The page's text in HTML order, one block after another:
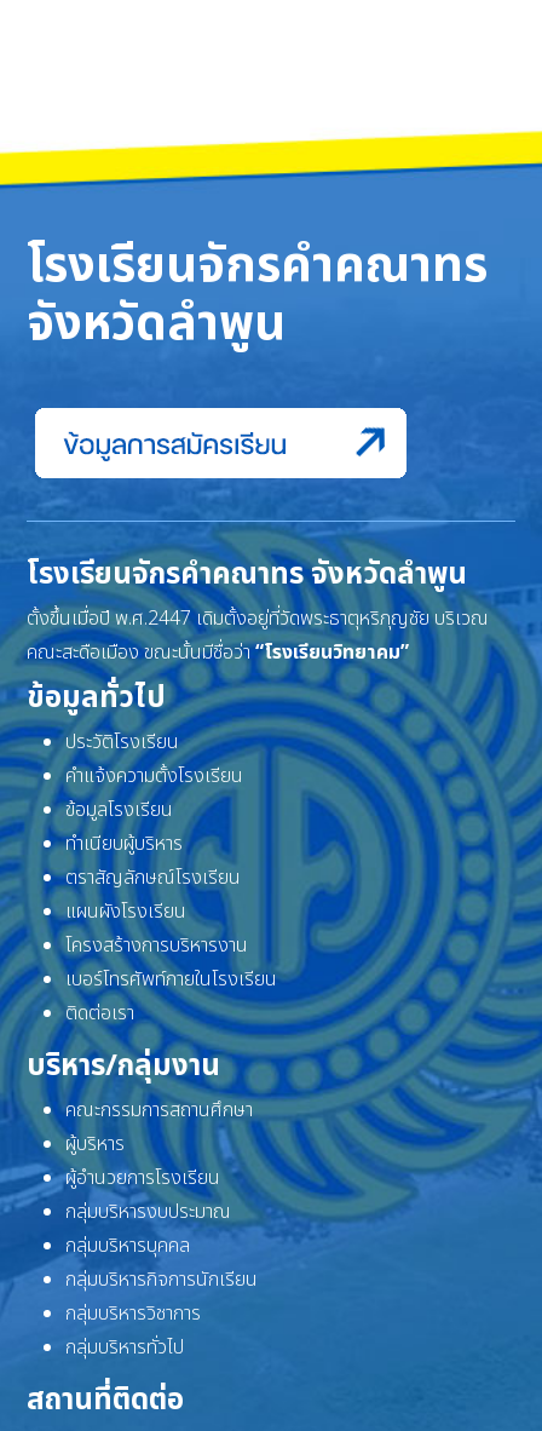
โรงเรียนจักรคำคณาทร
จังหวัดลำพูน
โรงเรียนจักรคำคณาทร จังหวัดลำพูน
ตั้งขึ้นเมื่อปี พ.ศ.2447 เดิมตั้งอยู่ที่วัดพระธาตุหริภุญชัย บริเวณ
คณะสะดือเมือง ขณะนั้นมีชื่อว่า“โรงเรียนวิทยาคม”
ข้อมูลทั่วไป
ประวัติโรงเรียน
คำแจ้งความตั้งโรงเรียน
ข้อมูลโรงเรียน
ทำเนียบผู้บริหาร
ตราสัญลักษณ์โรงเรียน
แผนผังโรงเรียน
โครงสร้างการบริหารงาน
เบอร์โทรศัพท์ภายในโรงเรียน
ติดต่อเรา
บริหาร/กลุ่มงาน
คณะกรรมการสถานศึกษา
ผู้บริหาร
ผู้อำนวยการโรงเรียน
กลุ่มบริหารงบประมาณ
กลุ่มบริหารบุคคล
กลุ่มบริหารกิจการนักเรียน
กลุ่มบริหารวิชาการ
กลุ่มบริหารทั่วไป
สถานที่ติดต่อ